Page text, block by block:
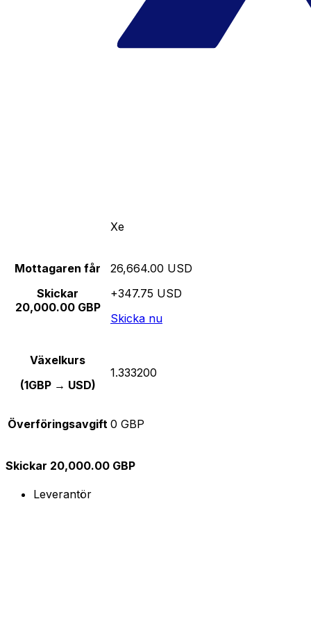
Xe
Mottagaren får
Skickar
20,000.00 GBP
26,664.00 USD
+347.75 USD
Skicka nu
Växelkurs
(1GBP → USD)
1.333200
Överföringsavgift 0 GBP
Skickar 20,000.00 GBP
Leverantör